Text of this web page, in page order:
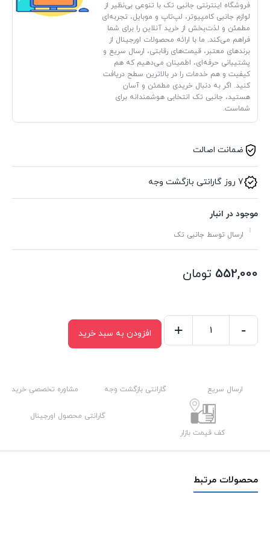
فروشگاه اینترنتی جانبی تک با تنوعی بی‌نظیر از
لوازم جانبی کامپیوتر، لپ‌تاپ و موبایل، تجربه‌ای
مطمئن و لذت‌بخش از خرید آنلاین را برای شما
فراهم می‌کند. ما با ارائه محصولات اورجینال از
برندهای معتبر، قیمت‌های رقابتی، ارسال سریع و
پشتیبانی حرفه‌ای، اطمینان می‌دهیم که هم
کیفیت و هم خدمات را در بالاترین سطح دریافت
کنید. اگر به دنبال خریدی مطمئن و آسان
هستید، جانبی تک انتخابی هوشمندانه برای
شماست.
ضمانت اصالت
7 روز گارانتی بازگشت وجه
موجود در انبار
ارسال توسط جانبی تک
552,000 تومان
Power
-
+ افزودن به سبد خرید
ارسال سریع گارانتی بازگشت وجه مشاوره تخصصی خرید
کف قیمت بازار
گارانتی محصول اورجینال
محصولات مرتبط